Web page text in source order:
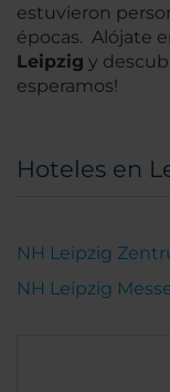
estuvieron
épocas. Alójate
Leipzig y
esperamos!
Hoteles en
NH Leipzig
NH Leipzig